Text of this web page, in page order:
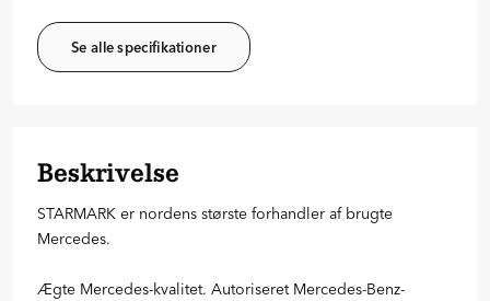
Se alle specifikationer
Beskrivelse
STARMARK er nordens største forhandler af brugte
Mercedes.
Ægte Mercedes-kvalitet. Autoriseret Mercedes-Benz-